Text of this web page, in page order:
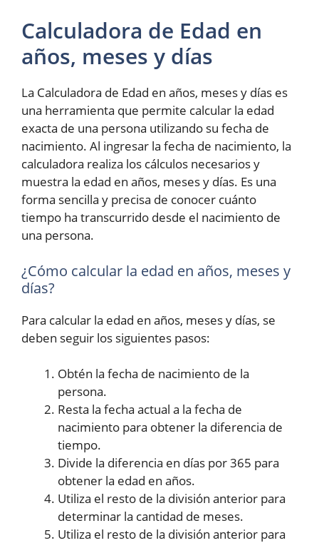
Calculadora de Edad en
años, meses y días
La Calculadora de Edad en años, meses y días es
una herramienta que permite calcular la edad
exacta de una persona utilizando su fecha de
nacimiento. Al ingresar la fecha de nacimiento, la
calculadora realiza los cálculos necesarios y
muestra la edad en años, meses y días. Es una
forma sencilla y precisa de conocer cuánto
tiempo ha transcurrido desde el nacimiento de
una persona.
¿Cómo calcular la edad en años, meses y
días?
Para calcular la edad en años, meses y días, se
deben seguir los siguientes pasos:
Obtén la fecha de nacimiento de la
persona.
Resta la fecha actual a la fecha de
nacimiento para obtener la diferencia de
tiempo.
Divide la diferencia en días por 365 para
obtener la edad en años.
Utiliza el resto de la división anterior para
determinar la cantidad de meses.
Utiliza el resto de la división anterior para